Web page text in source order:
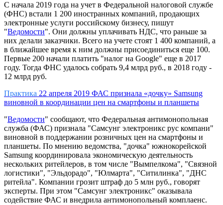
С начала 2019 года на учет в Федеральной налоговой службе
(ФНС) встали 1 200 иностранных компаний, продающих
электронные услуги российскому бизнесу, пишут
"Ведомости". Они должны уплачивать НДС, что раньше за
них делали заказчики. Всего на учете стоят 1 400 компаний, а
в ближайшее время к ним должны присоединиться еще 100.
Первые 200 начали платить "налог на Google" еще в 2017
году. Тогда ФНС удалось собрать 9,4 млрд руб., в 2018 году -
12 млрд руб.
Практика 22 апреля 2019 ФАС признала «дочку» Samsung
виновной в координации цен на смартфоны и планшеты
"Ведомости" сообщают, что Федеральная антимонопольная
служба (ФАС) признала "Самсунг электроникс рус компани"
виновной в поддержании розничных цен на смартфоны и
планшеты. По мнению ведомства, "дочка" южнокорейской
Samsung координировала экономическую деятельность
нескольких ритейлеров, в том числе "Вымпелкома", "Связной
логистики", "Эльдорадо", "Юлмарта", "Ситилинка", "ДНС
ритейла". Компании грозит штраф до 5 млн руб., говорят
эксперты. При этом "Самсунг электроникс" оказывала
содействие ФАС и внедрила антимонопольный комплаенс.